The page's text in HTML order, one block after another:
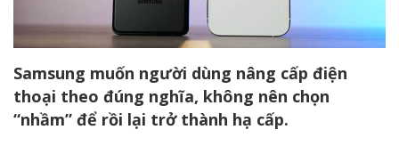
Samsung muốn người dùng nâng cấp điện
thoại theo đúng nghĩa, không nên chọn
“nhầm” để rồi lại trở thành hạ cấp.